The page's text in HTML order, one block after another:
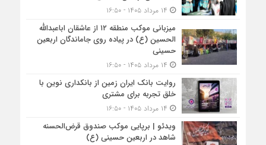
میزبانی موکب منطقه ۱۲ از عاشقان اباعبدالله
الحسین (ع) در پیاده روی جاماندگان اربعین
حسینی
روایت بانک ایران زمین از بانکداری نوین با
خلق تجربه برای مشتری
ویدئو | برپایی موکب صندوق قرض‌الحسنه
شاهد در اربعین حسینی (ع)